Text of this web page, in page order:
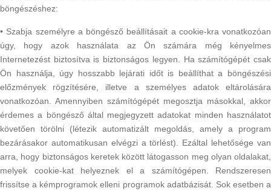
böngészéshez:
• Szabja személyre a böngésző beállításait a cookie-kra vonatkozóan
úgy, hogy azok használata az Ön számára még kényelmes
Internetezést biztosítva is biztonságos legyen. Ha számítógépét csak
Ön használja, úgy hosszabb lejárati időt is beállíthat a böngészési
előzmények rögzítésére, illetve a személyes adatok eltárolására
vonatkozóan. Amennyiben számítógépét megosztja másokkal, akkor
érdemes a böngésző által megjegyzett adatokat minden használatot
követően törölni (létezik automatizált megoldás, amely a program
bezárásakor automatikusan elvégzi a törlést). Ezáltal lehetősége van
arra, hogy biztonságos keretek között látogasson meg olyan oldalakat,
melyek cookie-kat helyeznek el a számítógépen. Rendszeresen
frissítse a kémprogramok elleni programok adatbázisát. Sok esetben a